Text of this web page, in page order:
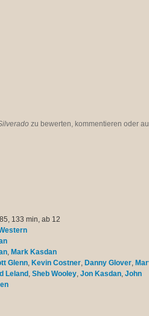
zu bewerten, kommentieren oder
133 min, ab 12
, Mark Kasdan
Glenn, Kevin Costner, Danny Glover,
Leland , Sheb Wooley, Jon Kasdan, John